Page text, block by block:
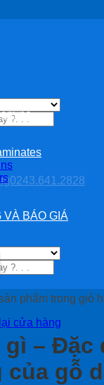
0243.641.2828
phẩm trong giỏ
cửa hàng
VÀ BÁO GIÁ
gì – Đặc
gỗ